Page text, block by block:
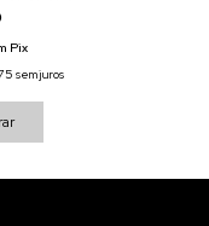
Pix
sem juros